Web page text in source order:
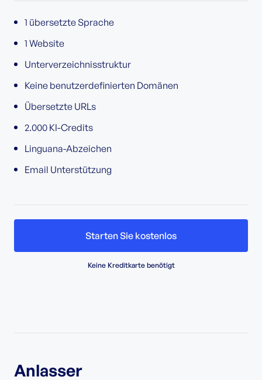
1 übersetzte Sprache
1 Website
Unterverzeichnisstruktur
Keine benutzerdefinierten Domänen
Übersetzte URLs
2.000 KI-Credits
Linguana-Abzeichen
Email Unterstützung
Starten Sie kostenlos
Keine Kreditkarte benötigt
Anlasser